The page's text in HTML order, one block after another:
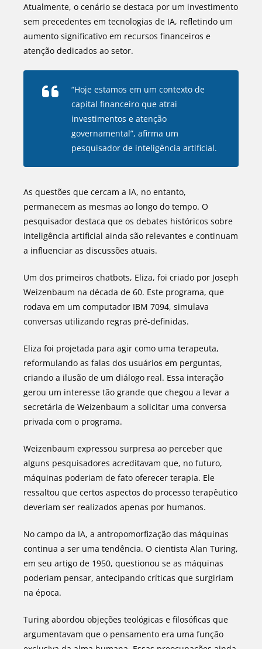
Atualmente, o cenário se destaca por um investimento
sem precedentes em tecnologias de IA, refletindo um
aumento significativo em recursos financeiros e
atenção dedicados ao setor.
“Hoje estamos em um contexto de
capital financeiro que atrai
investimentos e atenção
governamental”, afirma um
pesquisador de inteligência artificial.
As questões que cercam a IA, no entanto,
permanecem as mesmas ao longo do tempo. O
pesquisador destaca que os debates históricos sobre
inteligência artificial ainda são relevantes e continuam
a influenciar as discussões atuais.
Um dos primeiros chatbots, Eliza, foi criado por Joseph
Weizenbaum na década de 60. Este programa, que
rodava em um computador IBM 7094, simulava
conversas utilizando regras pré-definidas.
Eliza foi projetada para agir como uma terapeuta,
reformulando as falas dos usuários em perguntas,
criando a ilusão de um diálogo real. Essa interação
gerou um interesse tão grande que chegou a levar a
secretária de Weizenbaum a solicitar uma conversa
privada com o programa.
Weizenbaum expressou surpresa ao perceber que
alguns pesquisadores acreditavam que, no futuro,
máquinas poderiam de fato oferecer terapia. Ele
ressaltou que certos aspectos do processo terapêutico
deveriam ser realizados apenas por humanos.
No campo da IA, a antropomorfização das máquinas
continua a ser uma tendência. O cientista Alan Turing,
em seu artigo de 1950, questionou se as máquinas
poderiam pensar, antecipando críticas que surgiriam
na época.
Turing abordou objeções teológicas e filosóficas que
argumentavam que o pensamento era uma função